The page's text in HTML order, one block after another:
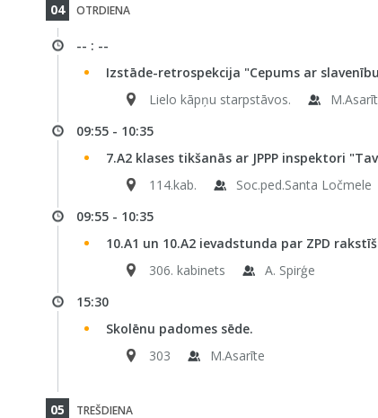
04 OTRDIENA
-- : --
Izstāde-retrospekcija "Cepums ar
Lielo kāpņu starpstāvos.
09:55 - 10:35
7.A2 klases tikšanās ar JPPP inspektori
114.kab.
Soc.ped.Santa Ločmele
09:55 - 10:35
10.A1 un 10.A2 ievadstunda par ZPD
306. kabinets
A. Spirģe
15:30
Skolēnu padomes sēde.
303
M.Asarīte
05 TREŠDIENA